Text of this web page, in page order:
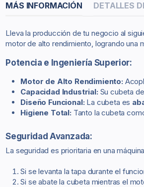
MÁS INFORMACIÓN DETALLES
Lleva la producción de tu negocio al
motor de alto rendimiento, logrando
Potencia e Ingeniería Superior:
Motor de Alto Rendimiento:
Capacidad Industrial: Su cubeta de
Diseño Funcional: La cubeta es
Higiene Total: Tanto la cubeta
Seguridad Avanzada:
La seguridad es prioritaria en una
Si se levanta la tapa durante el
Si se abate la cubeta mientras el